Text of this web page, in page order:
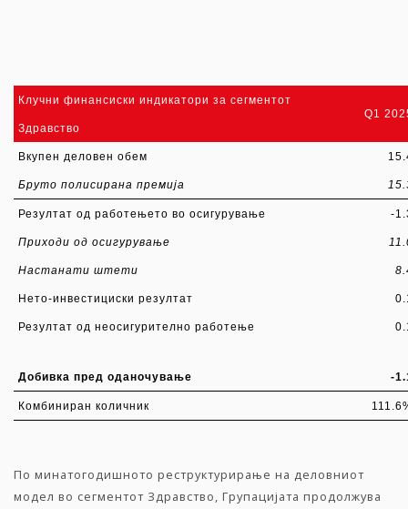
Клучни финансиски индикатори за сегментот
Здравство
Q1
Вкупен деловен обем
Бруто полисирана премија
Резултат од работењето во осигурување -
Приходи од осигурување
Настанати штети
Нето-инвестициски резултат
Резултат од неосигурително работење
Добивка пред оданочување -
Комбиниран количник
По минатогодишното реструктурирање на деловниот
модел во сегментот Здравство, Групацијата продолжува